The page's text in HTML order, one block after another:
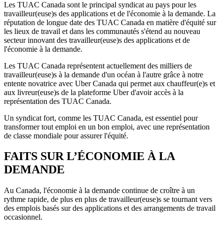
Les TUAC Canada sont le principal syndicat au pays pour les
travailleur(euse)s des applications et de l'économie à la demande. La
réputation de longue date des TUAC Canada en matière d'équité sur
les lieux de travail et dans les communautés s'étend au nouveau
secteur innovant des travailleur(euse)s des applications et de
l'économie à la demande.
Les TUAC Canada représentent actuellement des milliers de
travailleur(euse)s à la demande d'un océan à l'autre grâce à notre
entente novatrice avec Uber Canada qui permet aux chauffeur(e)s et
aux livreur(euse)s de la plateforme Uber d'avoir accès à la
représentation des TUAC Canada.
Un syndicat fort, comme les TUAC Canada, est essentiel pour
transformer tout emploi en un bon emploi, avec une représentation
de classe mondiale pour assurer l'équité.
FAITS SUR L’ÉCONOMIE À LA
DEMANDE
Au Canada, l'économie à la demande continue de croître à un
rythme rapide, de plus en plus de travailleur(euse)s se tournant vers
des emplois basés sur des applications et des arrangements de travail
occasionnel.